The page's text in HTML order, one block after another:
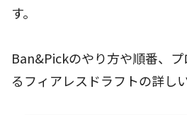
す。
Ban&Pickのやり方や順番、
るフィアレスドラフトの詳し